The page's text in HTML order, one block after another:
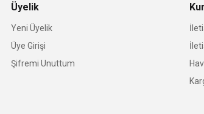
Üyelik
Yeni Üyelik
Üye Girişi
Şifremi Unuttum